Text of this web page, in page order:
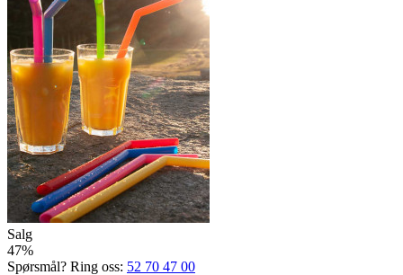
Salg
47%
Spørsmål? Ring oss: 52 70 47 00